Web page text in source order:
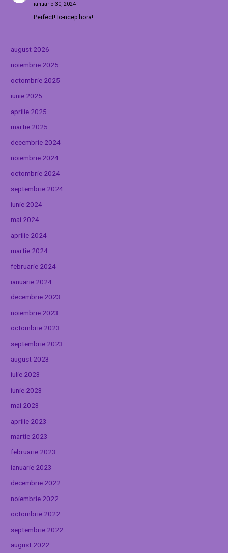
ianuarie 30, 2024
Perfect! Io-ncep hora!
august 2026
noiembrie 2025
octombrie 2025
iunie 2025
aprilie 2025
martie 2025
decembrie 2024
noiembrie 2024
octombrie 2024
septembrie 2024
iunie 2024
mai 2024
aprilie 2024
martie 2024
februarie 2024
ianuarie 2024
decembrie 2023
noiembrie 2023
octombrie 2023
septembrie 2023
august 2023
iulie 2023
iunie 2023
mai 2023
aprilie 2023
martie 2023
februarie 2023
ianuarie 2023
decembrie 2022
noiembrie 2022
octombrie 2022
septembrie 2022
august 2022